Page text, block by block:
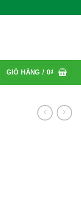
GIỎ HÀNG / 0₫